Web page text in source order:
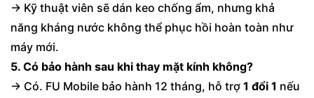
→ Kỹ thuật viên sẽ dán keo chống ẩm, nhưng khả
năng kháng nước không thể phục hồi hoàn toàn như
máy mới.
5. Có bảo hành sau khi thay mặt kính không?
→ Có. FU Mobile bảo hành 12 tháng, hỗ trợ 1 đổi 1 nếu